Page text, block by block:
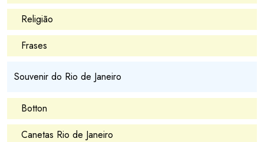
Religião
Frases
Souvenir do Rio de Janeiro
Botton
Canetas Rio de Janeiro